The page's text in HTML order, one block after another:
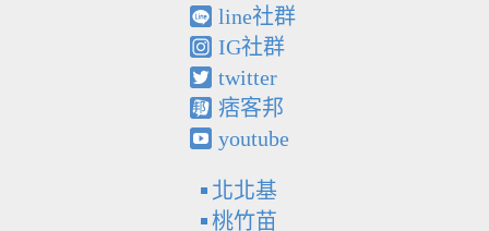
line社群
IG社群
twitter
痞客邦
youtube
北北基
桃竹苗